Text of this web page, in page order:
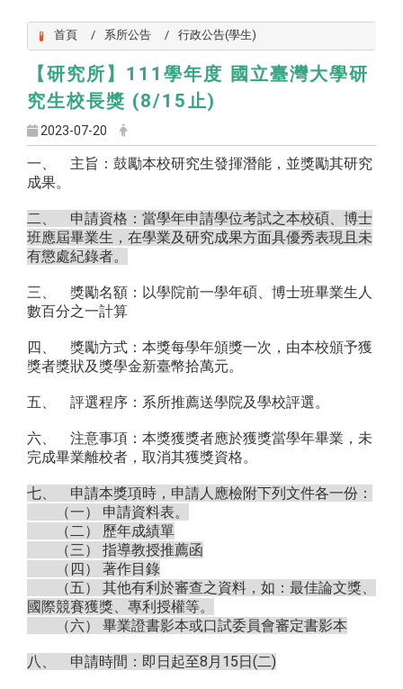
首頁 系所公告 行政公告(學生)
【研究所】111學年度 國立臺灣大學研
究生校長獎 (8/15止)
2023-07-20
一、 主旨：鼓勵本校研究生發揮潛能，並獎勵其研究
成果。
二、 申請資格：當學年申請學位考試之本校碩、博士
班應屆畢業生，在學業及研究成果方面具優秀表現且未
有懲處紀錄者。
三、 獎勵名額：以學院前一學年碩、博士班畢業生人
數百分之一計算
四、 獎勵方式：本獎每學年頒獎一次，由本校頒予獲
獎者獎狀及獎學金新臺幣拾萬元。
五、 評選程序：系所推薦送學院及學校評選。
六、 注意事項：本獎獲獎者應於獲獎當學年畢業，未
完成畢業離校者，取消其獲獎資格。
七、 申請本獎項時， 申請人應檢附下列文件各一份：
（一） 申請資料表。
（二） 歷年成績單
（三） 指導教授推薦函
（四） 著作目錄
（五） 其他有利於審查之資料，如：最佳論文獎、
國際競賽獲獎、專利授權等。
（六） 畢業證書影本或口試委員會審定書影本
八、 申請時間：即日起至8月15日(二)